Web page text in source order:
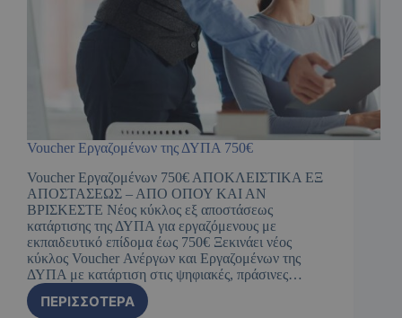
Voucher Εργαζομένων της ΔΥΠΑ 750€
Voucher Εργαζομένων 750€ ΑΠΟΚΛΕΙΣΤΙΚΑ ΕΞ
ΑΠΟΣΤΑΣΕΩΣ – ΑΠΟ ΟΠΟΥ ΚΑΙ ΑΝ
ΒΡΙΣΚΕΣΤΕ Νέος κύκλος εξ αποστάσεως
κατάρτισης της ΔΥΠΑ για εργαζόμενους με
εκπαιδευτικό επίδομα έως 750€ Ξεκινάει νέος
κύκλος Voucher Ανέργων και Εργαζομένων της
ΔΥΠΑ με κατάρτιση στις ψηφιακές, πράσινες…
ΠΕΡΙΣΣΌΤΕΡΑ